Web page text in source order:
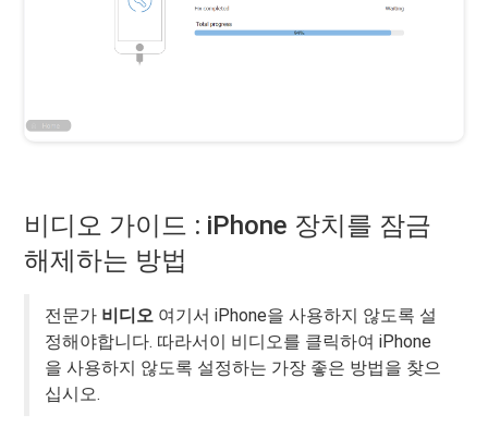
비디오 가이드 : iPhone 장치를 잠금
해제하는 방법
전문가 비디오 여기서 iPhone을 사용하지 않도록 설
정해야합니다. 따라서이 비디오를 클릭하여 iPhone
을 사용하지 않도록 설정하는 가장 좋은 방법을 찾으
십시오.